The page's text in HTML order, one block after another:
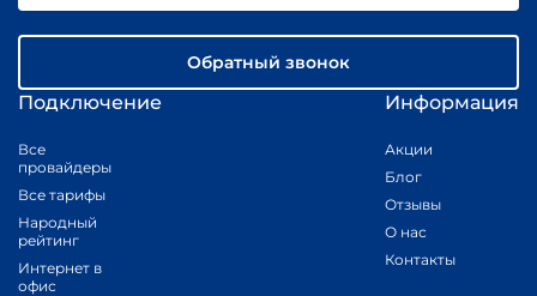
Подключение
Все
провайдеры
Все тарифы
Народный
рейтинг
Интернет в
офис
Информация
Акции
Блог
Отзывы
О нас
Контакты
Обратный звонок